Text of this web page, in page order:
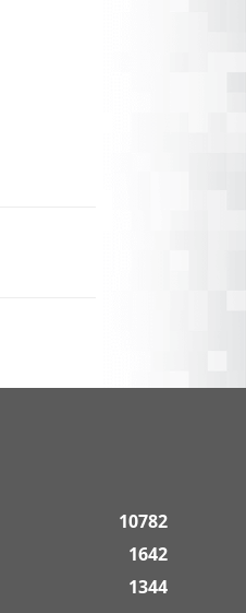
10782
1642
1344